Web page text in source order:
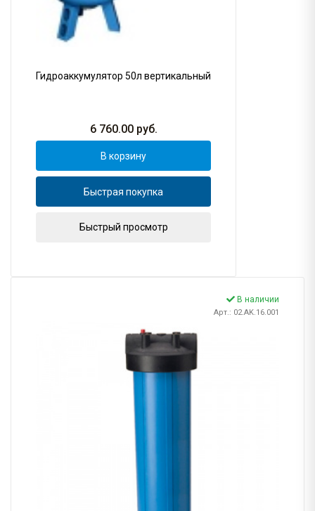
Гидроаккумулятор 50л вертикальный
6 760.00руб.
В корзину
Быстрая покупка
Быстрый просмотр
В наличии
Арт.: 02.AK.16.001